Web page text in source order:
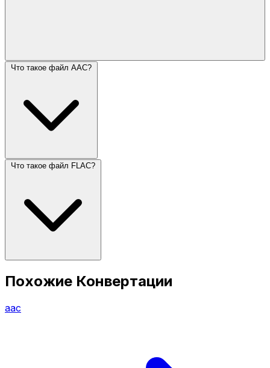
Что такое файл AAC?
Что такое файл FLAC?
Похожие Конвертации
aac